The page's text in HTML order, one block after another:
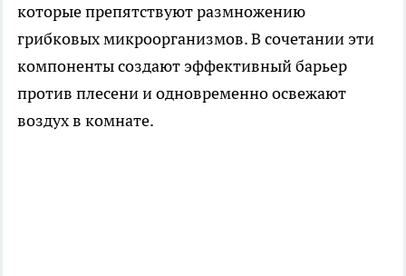
которые препятствуют размножению
грибковых микроорганизмов. В сочетании эти
компоненты создают эффективный барьер
против плесени и одновременно освежают
воздух в комнате.